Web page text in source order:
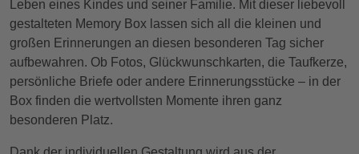
Leben eines Kindes und seiner Familie. Mit dieser liebevoll
gestalteten Memory Box lassen sich all die kleinen und
großen Erinnerungen an diesen besonderen Tag sicher
aufbewahren. Ob Fotos, Glückwunschkarten, die Taufkerze,
persönliche Briefe oder andere Erinnerungsstücke – in der
Box finden die wertvollsten Momente ihren ganz
besonderen Platz.